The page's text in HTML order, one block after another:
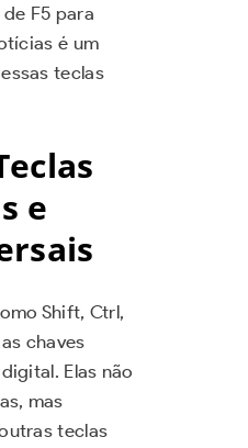
F5 para
é um
teclas
e
Shift, Ctrl,
chaves
Elas não
mas
teclas